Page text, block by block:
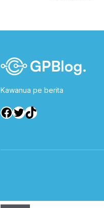
Kawanua pe berita
Facebook
Twitter
TikTok